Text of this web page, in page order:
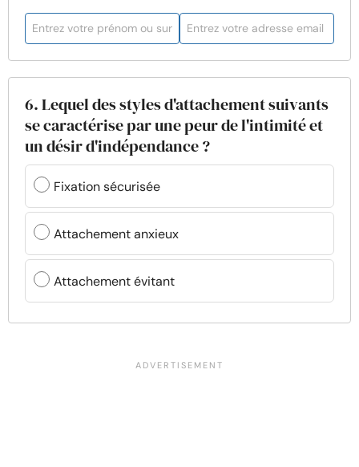
6. Lequel des styles d'attachement suivants
se caractérise par une peur de l'intimité et
un désir d'indépendance ?
Fixation sécurisée
Attachement anxieux
Attachement évitant